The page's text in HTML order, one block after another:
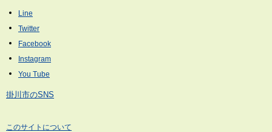
掛川市のSNS
このサイトについて